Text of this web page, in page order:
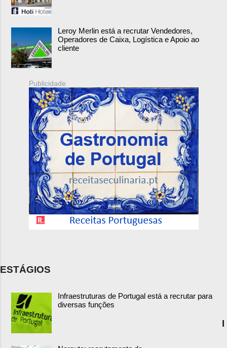
Leroy Merlin está a recrutar Vendedores,
Operadores de Caixa, Logística e Apoio ao
cliente
Publicidade
ESTÁGIOS
Infraestruturas de Portugal está a recrutar para
diversas funções
I